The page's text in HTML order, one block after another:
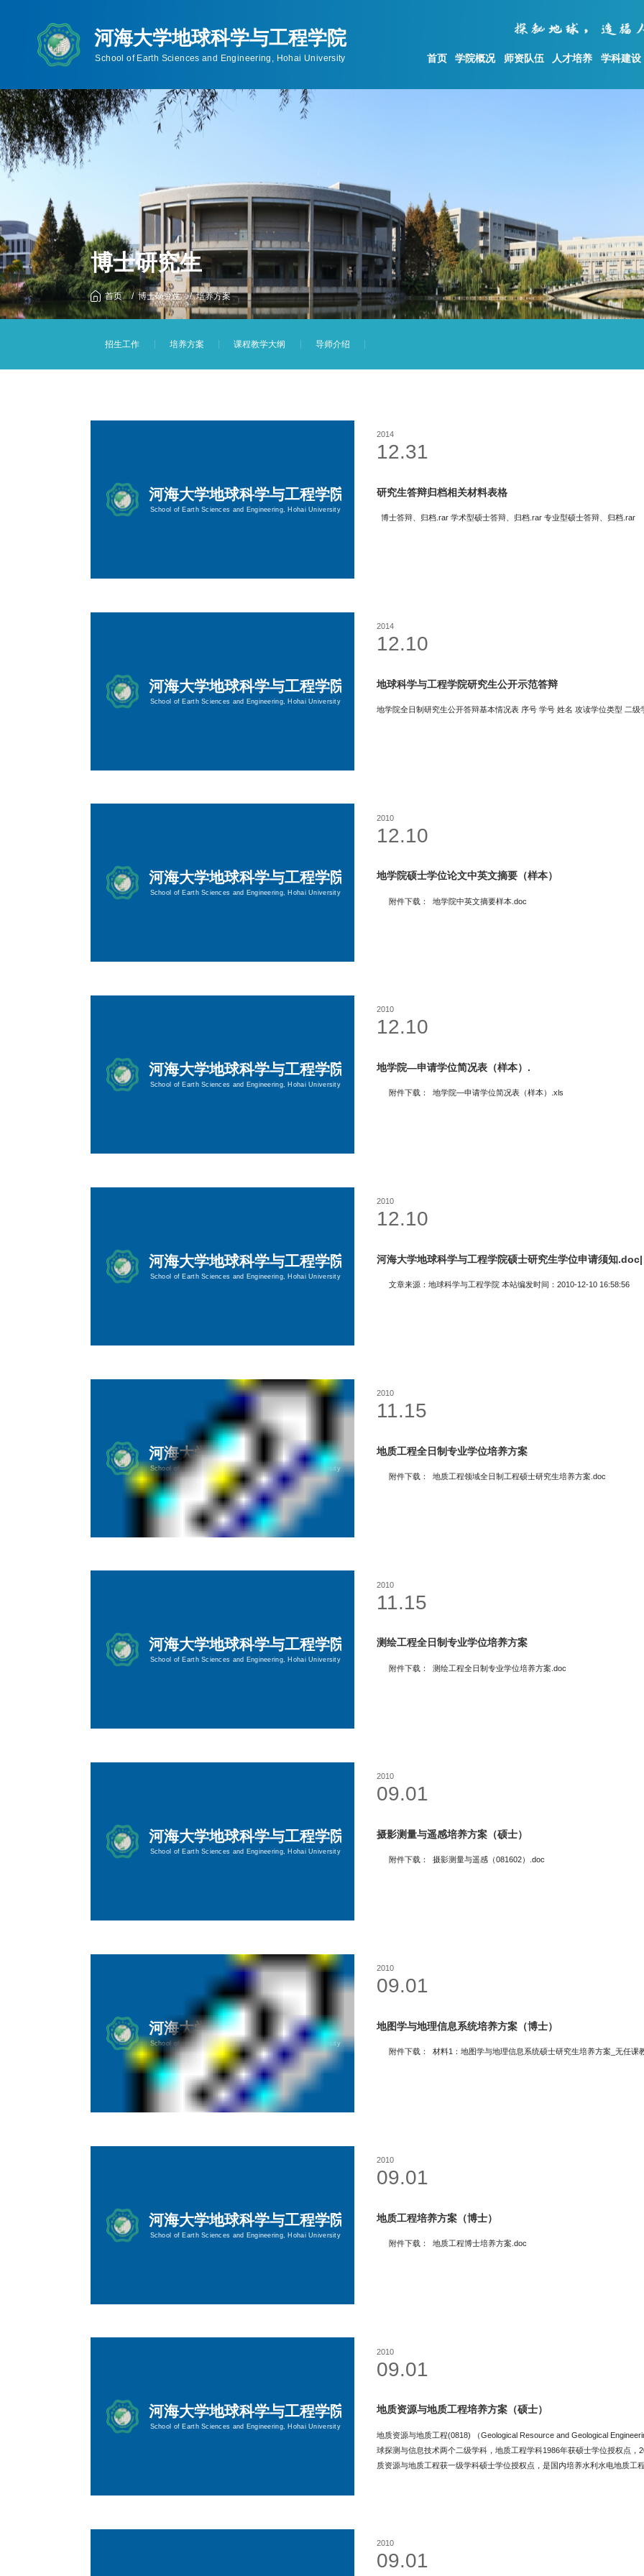
首页 学院概况 师资队伍 人才培养 学科建设
首页 学院概况
学院简介
机构设置
历任领导
师资队伍
教师概况
人才培养
工程硕士(非全日制)
科研平台
博士研究生
首页 博士研究生 培养方案
招生工作 培养方案 课程教学大纲 导师介绍
2014
12.31
研究生答辩归档相关材料表格
博士答辩、归档.rar 学术型硕士答辩、归档.rar 专业型硕士答辩、归档.rar
2014
12.10
地球科学与工程学院研究生公开示范答辩
2010
12.10
地学院硕士学位论文中英文摘要（样本）
附件下载： 地学院中英文摘要样本.doc
2010
12.10
地学院―申请学位简况表（样本）.
附件下载： 地学院―申请学位简况表（样本）.xls
2010
12.10
河海大学地球科学与工程学院硕士研究生学位申请须知.doc|
文章来源：地球科学与工程学院 本站编发时间：2010-12-10 16:58:56
2010
11.15
地质工程全日制专业学位培养方案
附件下载： 地质工程领域全日制工程硕士研究生培养方案.doc
2010
11.15
测绘工程全日制专业学位培养方案
附件下载： 测绘工程全日制专业学位培养方案.doc
2010
09.01
摄影测量与遥感培养方案（硕士）
附件下载： 摄影测量与遥感（081602）.doc
2010
09.01
地图学与地理信息系统培养方案（博士）
附件下载： 材料1：地图学与地理信息系统硕士研究生培养方案_无任
2010
09.01
地质工程培养方案（博士）
附件下载： 地质工程博士培养方案.doc
2010
09.01
地质资源与地质工程培养方案（硕士）
地质资源与地质工程(0818) （Geological Resource and Geological
球探测与信息技术两个二级学科，地质工程学科1986年获硕士学位授权点
质资源与地质工程获一级学科硕士学位授权点，是国内培养水利水电地质工
2010
09.01